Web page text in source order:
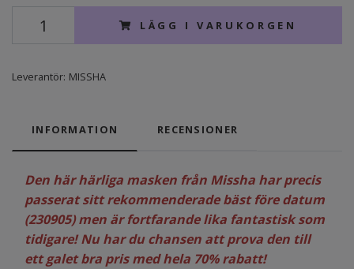
LÄGG I VARUKORGEN
Leverantör: MISSHA
INFORMATION RECENSIONER
Den här härliga masken från Missha har precis
passerat sitt rekommenderade bäst före datum
(230905) men är fortfarande lika fantastisk som
tidigare! Nu har du chansen att prova den till
ett galet bra pris med hela 70% rabatt!